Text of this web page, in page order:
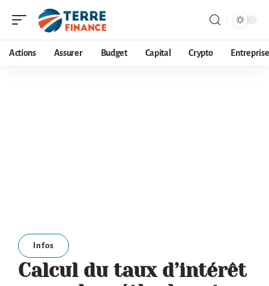
Actions Assurer Budget Capital Crypto Entreprise
Infos
Calcul du taux d’intérêt